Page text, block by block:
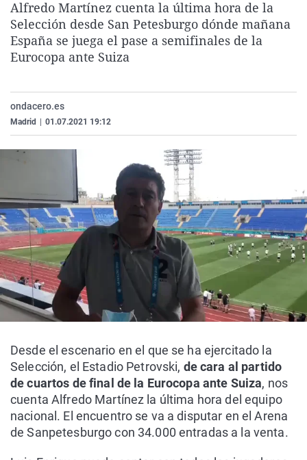
La rosa de los vientos
Gente viajera
Caso
Retornados
Extremadura
Galicia
Virales
Televisión
Alfredo Martínez cuenta la última hora de la
Selección desde San Petesburgo dónde mañana
España se juega el pase a semifinales de la
Eurocopa ante Suiza
ondacero.es
Madrid 01.07.2021 19:12
Desde el escenario en el que se ha ejercitado la
Selección, el Estadio Petrovski, de cara al partido
de cuartos de final de la Eurocopa ante Suiza, nos
cuenta Alfredo Martínez la última hora del equipo
nacional. El encuentro se va a disputar en el Arena
de Sanpetesburgo con 34.000 entradas a la venta.